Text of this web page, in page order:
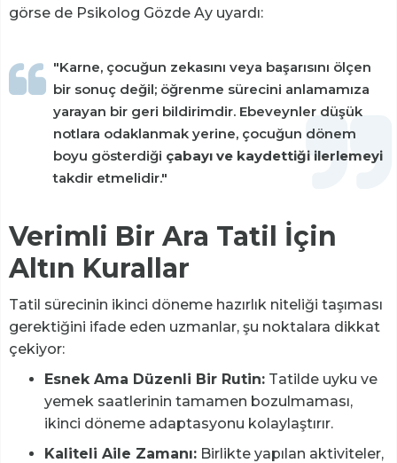
görse de Psikolog Gözde Ay uyardı:
"Karne, çocuğun zekasını veya başarısını ölçen
bir sonuç değil; öğrenme sürecini anlamamıza
yarayan bir geri bildirimdir. Ebeveynler düşük
notlara odaklanmak yerine, çocuğun dönem
boyu gösterdiği çabayı ve kaydettiği ilerlemeyi
takdir etmelidir."
Verimli Bir Ara Tatil İçin
Altın Kurallar
Tatil sürecinin ikinci döneme hazırlık niteliği taşıması
gerektiğini ifade eden uzmanlar, şu noktalara dikkat
çekiyor:
Esnek Ama Düzenli Bir Rutin: Tatilde uyku ve
yemek saatlerinin tamamen bozulmaması,
ikinci döneme adaptasyonu kolaylaştırır.
Kaliteli Aile Zamanı: Birlikte yapılan aktiviteler,